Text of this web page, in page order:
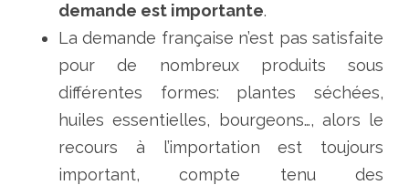
demande est importante.
La demande française n’est pas satisfaite
pour de nombreux produits sous
différentes formes: plantes séchées,
huiles essentielles, bourgeons…, alors le
recours à l’importation est toujours
important, compte tenu des